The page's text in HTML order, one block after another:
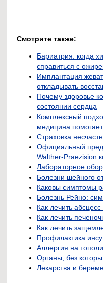
Смотрите также:
Бариатрия: когда
справиться с
Имплантация
откладывать
Почему здоровье
состоянии сердца
Комплексный
медицина
Страховка
Официальный
Walther-Praezision
Лабораторное
Болезни шейного
Каковы симптомы
Болезнь Рейно:
Как лечить абсцесс
Как лечить
Как лечить
Профилактика
Аллергия на
Органы, без
Лекарства и